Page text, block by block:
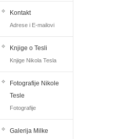
Kontakt
Adrese i E-mailovi
Knjige o Tesli
Knjige Nikola Tesla
Fotografije Nikole
Tesle
Fotografije
Galerija Milke